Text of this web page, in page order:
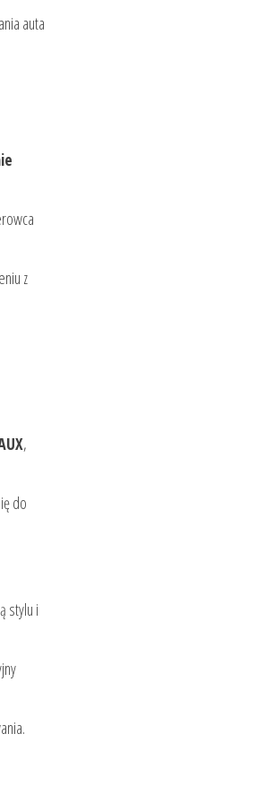
auta
z
,
do
stylu i